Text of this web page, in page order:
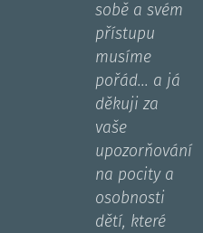
sobě a svém
přístupu
musíme
pořád... a já
děkuji za
vaše
upozorňování
na pocity a
osobnosti
dětí, které